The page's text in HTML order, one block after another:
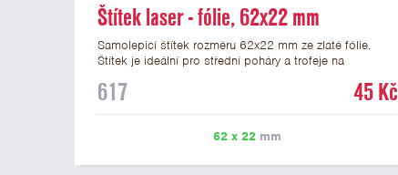
Štítek laser - fólie, 62x22 mm
Samolepicí štítek rozměru 62x22 mm ze zlaté fólie.
Štítek je ideální pro střední poháry a trofeje na
vypálit libovolné logo nebo text. U textu doporučujeme
případné další podklady pro výrobu štítku je možné
617 45 Kč
62 x 22 mm